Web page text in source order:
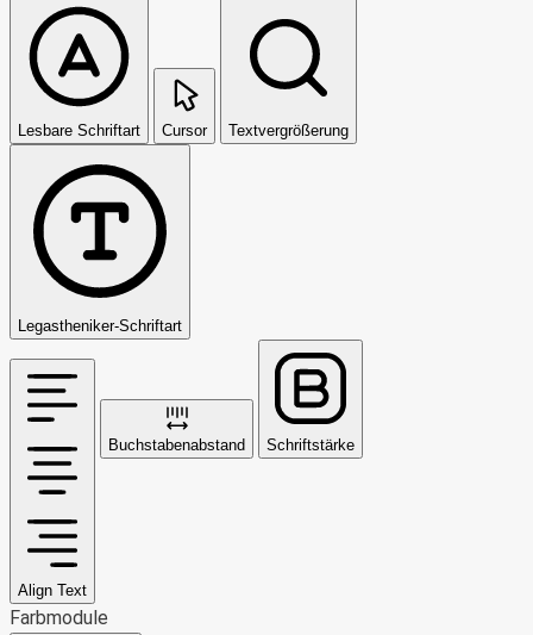
Lesbare Schriftart Cursor Textvergrößerung
Legastheniker-Schriftart
Align Text
Buchstabenabstand Schriftstärke
Farbmodule